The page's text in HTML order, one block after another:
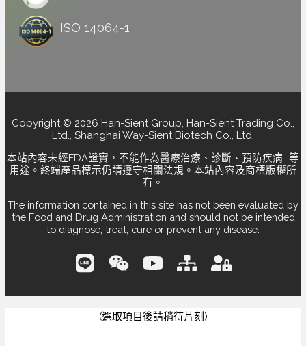
ISO 14064-1
Copyright © 2026 Han-Sient Group, Han-Sient Trading Co.,
Ltd., Shanghai Way-Sient Biotech Co., Ltd.
本站內容未經FDA證實，不能作為醫療治療、診斷、預防疾病...等
用途。終端產品標示仍請遵守相關法規。本站內容及商標版權所
有。
The information contained in this site has not been evaluated by
the Food and Drug Administration and should not be intended
to diagnose, treat, cure or prevent any disease.
(選取項目後請稍待片刻)